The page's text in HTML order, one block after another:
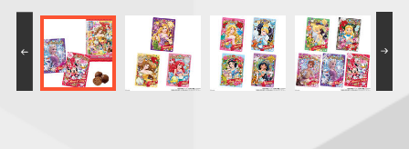
PROJECT R.E.D.・
スーパー戦隊シリー
ズ
ポケットモンスター
サンリオキャラクタ
ーズ
つりグミ SMPシリーズ キャラデコ